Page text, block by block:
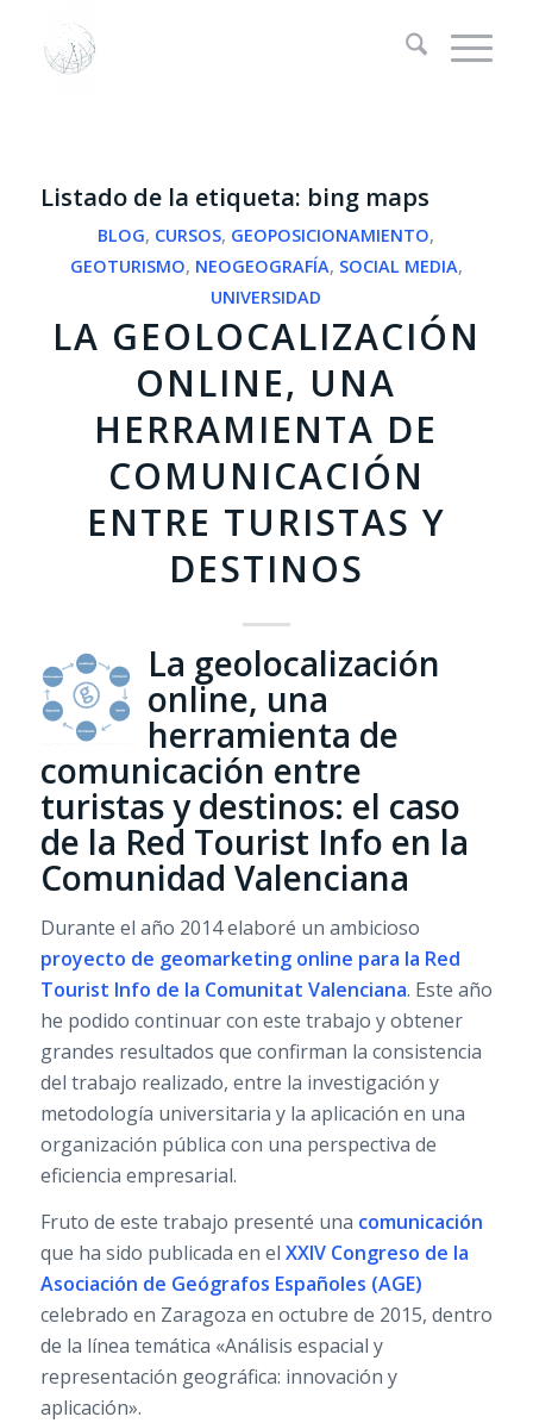
Listado de la etiqueta: bing maps
BLOG, CURSOS, GEOPOSICIONAMIENTO,
GEOTURISMO, NEOGEOGRAFÍA, SOCIAL MEDIA,
UNIVERSIDAD
LA GEOLOCALIZACIÓN
ONLINE, UNA
HERRAMIENTA DE
COMUNICACIÓN
ENTRE TURISTAS Y
DESTINOS
La geolocalización
online, una
herramienta de
comunicación entre
turistas y destinos: el caso
de la Red Tourist Info en la
Comunidad Valenciana
Durante el año 2014 elaboré un ambicioso
proyecto de geomarketing online para la Red
Tourist Info de la Comunitat Valenciana. Este año
he podido continuar con este trabajo y obtener
grandes resultados que confirman la consistencia
del trabajo realizado, entre la investigación y
metodología universitaria y la aplicación en una
organización pública con una perspectiva de
eficiencia empresarial.
Fruto de este trabajo presenté una comunicación
que ha sido publicada en el XXIV Congreso de la
Asociación de Geógrafos Españoles (AGE)
celebrado en Zaragoza en octubre de 2015, dentro
de la línea temática «Análisis espacial y
representación geográfica: innovación y
aplicación».